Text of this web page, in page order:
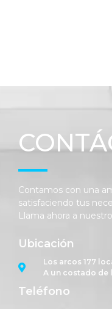
Contamos con una
satisfaciendo tus
Llama ahora a
Ubicación
Los arcos 177
A un costado de
Teléfono